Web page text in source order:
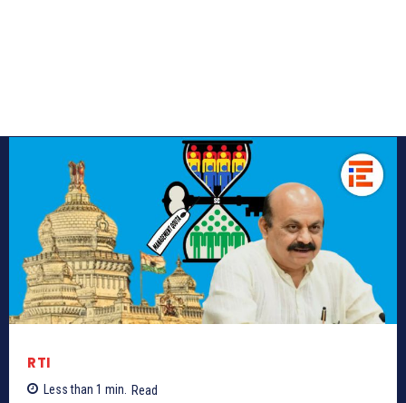
RTI
Less than 1 min. Read